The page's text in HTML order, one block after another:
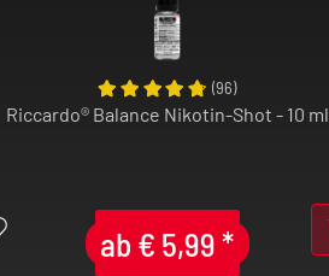
ab € 5,99*
(96)
Riccardo® Balance Nikotin-Shot - 10 ml